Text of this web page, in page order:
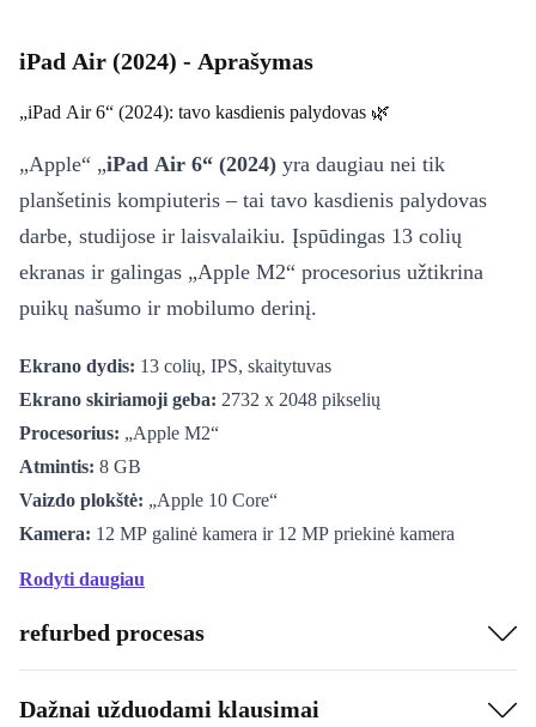
iPad Air (2024) - Aprašymas
„iPad Air 6“ (2024): tavo kasdienis palydovas 🌿
„Apple“ „iPad Air 6“ (2024) yra daugiau nei tik
planšetinis kompiuteris – tai tavo kasdienis palydovas
darbe, studijose ir laisvalaikiu. Įspūdingas 13 colių
ekranas ir galingas „Apple M2“ procesorius užtikrina
puikų našumo ir mobilumo derinį.
Ekrano dydis: 13 colių, IPS, skaitytuvas
Ekrano skiriamoji geba: 2732 x 2048 pikselių
Procesorius: „Apple M2“
Atmintis: 8 GB
Vaizdo plokštė: „Apple 10 Core“
Kamera: 12 MP galinė kamera ir 12 MP priekinė kamera
Jungtys:
USB-C 3.1
Kodėl atnaujintas?
variantą. Kiekvienas įrenginys yra profesionaliai
Rodyti daugiau
refurbed procesas
Dažnai užduodami klausimai